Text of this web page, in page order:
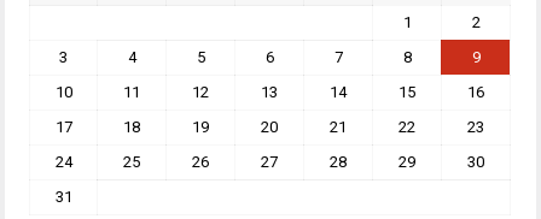
1
2
3
4 5 6 7 8
9
10
11 12 13 14 15
16
17
18 19 20 21 22
23
24
25 26 27 28 29
30
31